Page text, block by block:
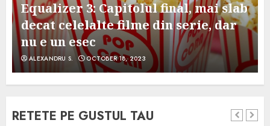
Equalizer 3: Capitolul final, mai slab
decat celelalte filme din serie, dar
nu e un esec
ALEXANDRU S. OCTOBER 18, 2023
RETETE PE GUSTUL TAU